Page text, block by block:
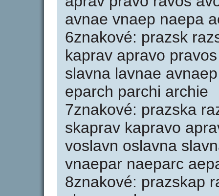
avnae vnaep naepa
6znakové: prazsk
kaprav apravo
slavna lavnae
eparch parchi archie
7znakové: prazska
skaprav kapravo
voslavn oslavna
vnaepar naeparc
8znakové: prazskap